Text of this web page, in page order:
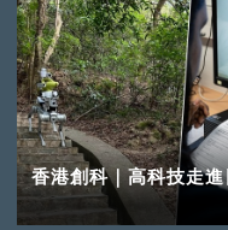
香港創科｜高科技走